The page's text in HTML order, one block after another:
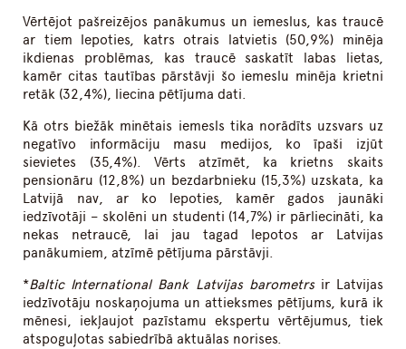
Vērtējot pašreizējos panākumus un iemeslus, kas traucē
ar tiem lepoties, katrs otrais latvietis (50,9%) minēja
ikdienas problēmas, kas traucē saskatīt labas lietas,
kamēr citas tautības pārstāvji šo iemeslu minēja krietni
retāk (32,4%), liecina pētījuma dati.
Kā otrs biežāk minētais iemesls tika norādīts uzsvars uz
negatīvo informāciju masu medijos, ko īpaši izjūt
sievietes (35,4%). Vērts atzīmēt, ka krietns skaits
pensionāru (12,8%) un bezdarbnieku (15,3%) uzskata, ka
Latvijā nav, ar ko lepoties, kamēr gados jaunāki
iedzīvotāji – skolēni un studenti (14,7%) ir pārliecināti, ka
nekas netraucē, lai jau tagad lepotos ar Latvijas
panākumiem, atzīmē pētījuma pārstāvji.
*Baltic International Bank Latvijas barometrs ir Latvijas
iedzīvotāju noskaņojuma un attieksmes pētījums, kurā ik
mēnesi, iekļaujot pazīstamu ekspertu vērtējumus, tiek
atspoguļotas sabiedrībā aktuālas norises.